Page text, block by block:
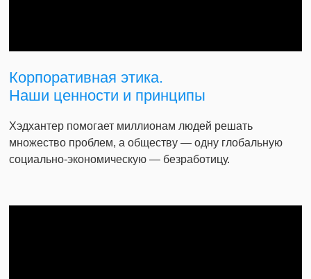
Корпоративная этика.
Наши ценности и принципы
Хэдхантер помогает миллионам людей решать
множество проблем, а обществу — одну глобальную
социально-экономическую — безработицу.